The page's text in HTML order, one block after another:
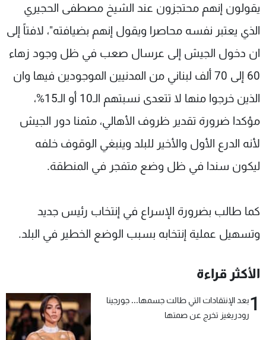
يقولون إنهم محتجزون عند الشيخ مصطفى الحجيري
الذي يعتبر نفسه محاصرا ويقول إنهم بضيافته"، لافتاً إلى
ان دخول الجيش إلى عرسال صعب في ظل وجود زهاء
60 إلى 70 ألف لبناني من المدنيين الموجودين فيها وان
الذين خرجوا منها لا تتعدى نسبتهم الـ10 أو الـ15%،
مؤكدا ضرورة تقدير ظروف الأهالي، مثمنا دور الجيش
لأنه الدرع الأول والأخير للبلد وينبغي الوقوف خلفه
ليكون سندا في ظل وضع متفجر في المنطقة.
كما طالب بضرورة الإسراع في إنتخاب رئيس جديد
وتسهيل عملية إنتخابه بسبب الوضع الخطير في البلد.
الأكثر قراءة
1بعد الإنتقادات التي طالت جسمها... جورجينا
رودريغيز تخرج عن صمتها